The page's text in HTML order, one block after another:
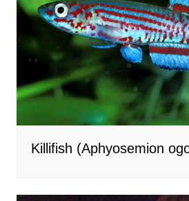
Killifish (Aphyosemion